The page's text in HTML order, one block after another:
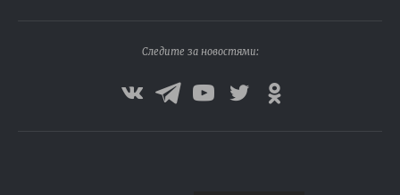
Следите за новостями: